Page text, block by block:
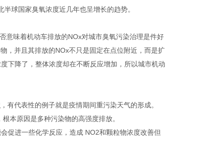
球国家臭氧浓度近几年也呈增长的趋势。
味着机动车排放的NOx对城市臭氧污染治理是件好
，并且其排放的NOx不只是固定在点位附近，而是扩
下降了，整体浓度却在不断反应增加，所以城市机动
代表性的例子就是疫情期间重污染天气的形成。
本原因是多种污染物的高强度排放。
进一些化学反应，造成 NO2和颗粒物浓度改善但